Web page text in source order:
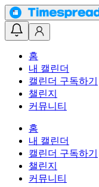
홈
내 캘린더
캘린더 구독하기
챌린지
커뮤니티
홈
내 캘린더
캘린더 구독하기
챌린지
커뮤니티